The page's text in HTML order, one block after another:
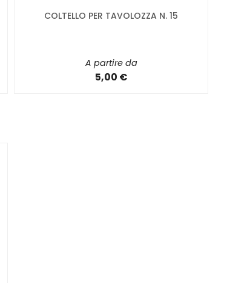
COLTELLO PER TAVOLOZZA N. 15
A partire da
5,00 €